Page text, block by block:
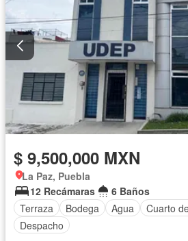
$ 9,500,000 MXN
La Paz, Puebla
12 Recámaras
6 Baños
Terraza
Bodega Agua
Cuarto
Despacho